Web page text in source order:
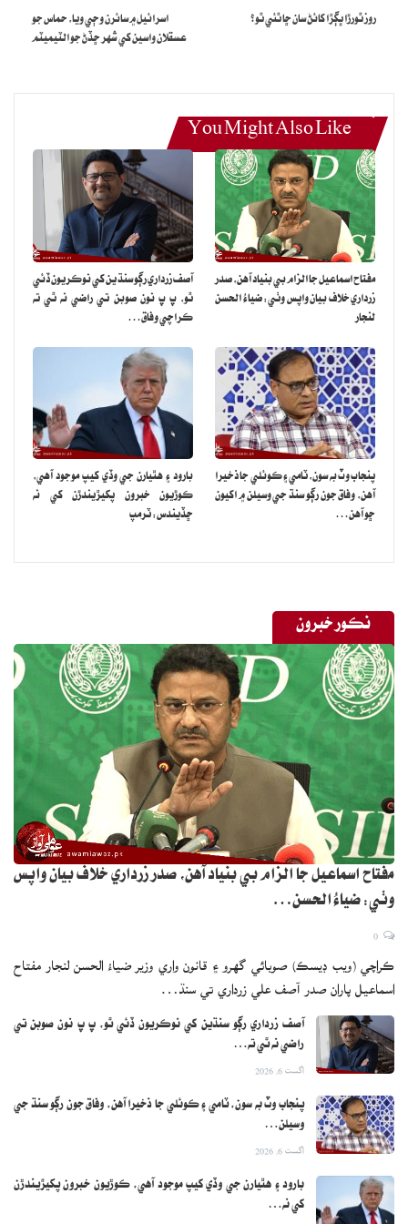
روز ٿورڙا ڀڳڙا کائڻ سان ڇا ٿئي ٿو؟
اسرائيل ۾ سائرن وڄي ويا، حماس جو
عسقلان واسين کي شهر ڇڏڻ جو الٽيميٽم
You Might Also Like
مفتاح اسماعيل جا الزام بي بنياد آهن، صدر
زرداري خلاف بيان واپس وٺي: ضياءُ الحسن
لنجار
آصف زرداري رڳو سنڌين کي نوڪريون ڏئي
ٿو، پ پ نون صوبن تي راضي نه ٿي ته
ڪراچي وفاق…
پنجاب وٽ به سون، ٽامي ۽ ڪوئلي جا ذخيرا
آهن، وفاق جون رڳو سنڌ جي وسيلن ۾ اکيون
ڇو آهن…
بارود ۽ هٿيارن جي وڏي کيپ موجود آهي،
ڪوڙيون خبرون پکيڙيندڙن کي نه
ڇڏيندس: ٽرمپ
نڪور خبرون
مفتاح اسماعيل جا الزام بي بنياد آهن، صدر زرداري خلاف بيان واپس
وٺي: ضياءُ الحسن…
ڪراچي (ويب ڊيسڪ) صوبائي گهرو ۽ قانون واري وزير ضياءُ الحسن لنجار مفتاح
اسماعيل پاران صدر آصف علي زرداري تي سنڌ…
آصف زرداري رڳو سنڌين کي نوڪريون ڏئي ٿو، پ پ نون صوبن تي
راضي نه ٿي ته…
اگست 6, 2026
پنجاب وٽ به سون، ٽامي ۽ ڪوئلي جا ذخيرا آهن، وفاق جون رڳو سنڌ جي
وسيلن…
اگست 6, 2026
بارود ۽ هٿيارن جي وڏي کيپ موجود آهي، ڪوڙيون خبرون پکيڙيندڙن
کي نه…